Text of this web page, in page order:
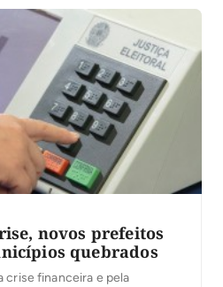
efetivar suas inscrições. As
e deverão ser realizadas […]
novos prefeitos
quebrados
crise financeira e pela